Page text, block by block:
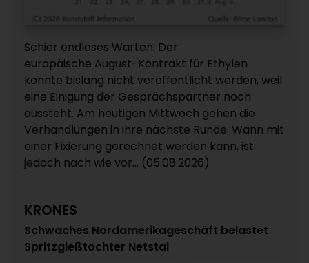
Schier endloses Warten: Der
europäische August-Kontrakt für Ethylen
konnte bislang nicht veröffentlicht werden, weil
eine Einigung der Gesprächspartner noch
aussteht. Am heutigen Mittwoch gehen die
Verhandlungen in ihre nächste Runde. Wann mit
einer Fixierung gerechnet werden kann, ist
jedoch nach wie vor... (05.08.2026)
KRONES
Schwaches Nordamerikageschäft belastet
Spritzgießtochter Netstal